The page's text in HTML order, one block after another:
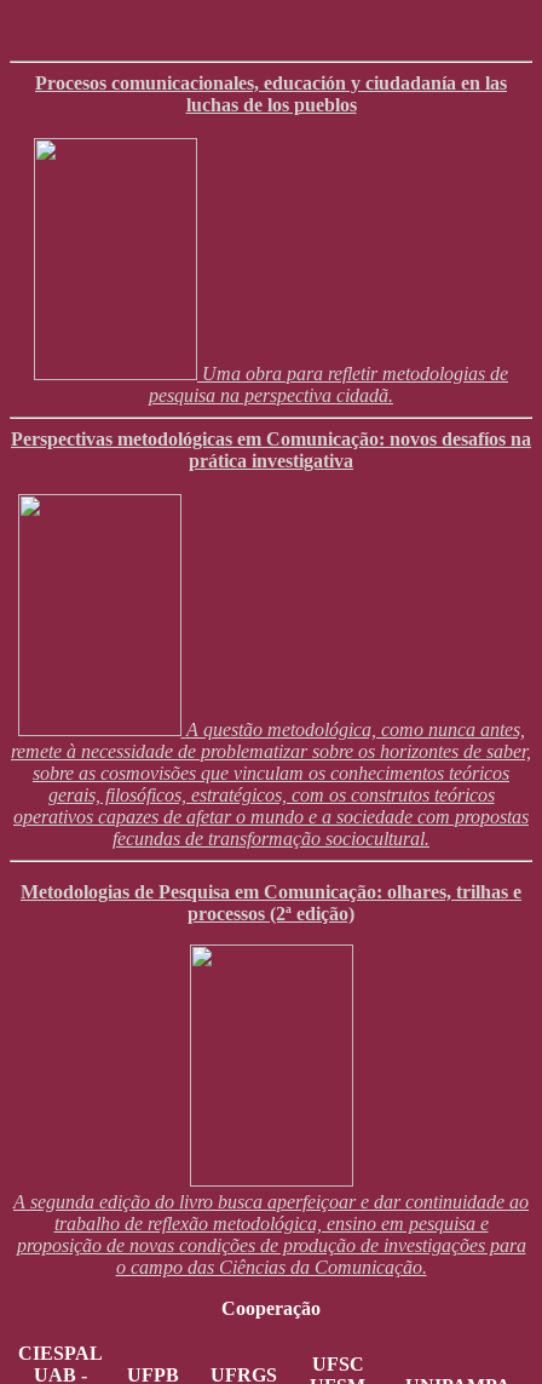
Procesos comunicacionales, educación y ciudadanía en las
luchas de los pueblos
Uma obra para refletir metodologias de
pesquisa na perspectiva cidadã.
Perspectivas metodológicas em Comunicação: novos desafíos na
prática investigativa
A questão metodológica, como nunca antes,
remete à necessidade de problematizar sobre os horizontes de saber,
sobre as cosmovisões que vinculam os conhecimentos teóricos
gerais, filosóficos, estratégicos, com os construtos teóricos
operativos capazes de afetar o mundo e a sociedade com propostas
fecundas de transformação sociocultural.
Metodologias de Pesquisa em Comunicação: olhares, trilhas e
processos (2ª edição)
A segunda edição do livro busca aperfeiçoar e dar continuidade ao
trabalho de reflexão metodológica, ensino em pesquisa e
proposição de novas condições de produção de investigações para
o campo das Ciências da Comunicação.
Cooperação
CIESPAL
UAB -
UFPB UFRGS
UFSC